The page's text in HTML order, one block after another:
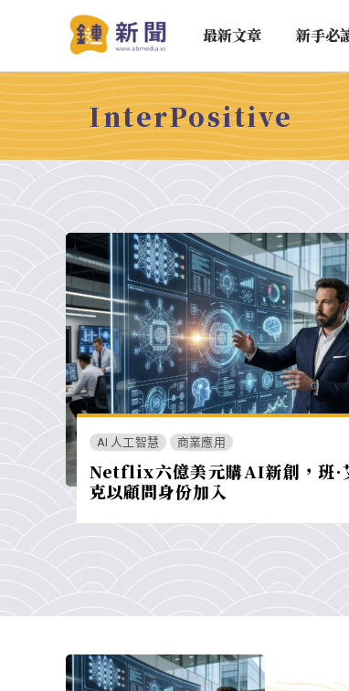
最新文章 新手必
InterPositive
AI 人工智慧 商業應用
Netflix六億美元購AI新創，班·
克以顧問身份加入